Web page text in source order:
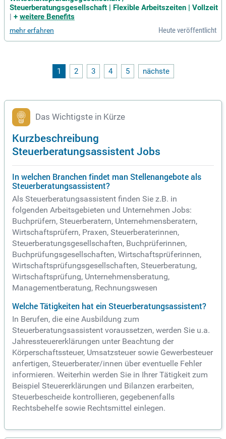
Steuerassistent (m/w/d) am Standort Dresden.
Steuerberatungsgesellschaft | Flexible Arbeitszeiten | Vollzeit
+ weitere Benefits
mehr erfahren Heute veröffentlicht
1 2 3 4 5 nächste
Das Wichtigste in Kürze
Kurzbeschreibung
Steuerberatungsassistent Jobs
In welchen Branchen findet man Stellenangebote als
Steuerberatungsassistent?
Als Steuerberatungsassistent finden Sie z.B. in
folgenden Arbeitsgebieten und Unternehmen Jobs:
Buchprüfern, Steuerberatern, Unternehmensberatern,
Wirtschaftsprüfern, Praxen, Steuerberaterinnen,
Steuerberatungsgesellschaften, Buchprüferinnen,
Buchprüfungsgesellschaften, Wirtschaftsprüferinnen,
Wirtschaftsprüfungsgesellschaften, Steuerberatung,
Wirtschaftsprüfung, Unternehmensberatung,
Managementberatung, Rechnungswesen
Welche Tätigkeiten hat ein Steuerberatungsassistent?
In Berufen, die eine Ausbildung zum
Steuerberatungsassistent voraussetzen, werden Sie u.a.
Jahressteuererklärungen unter Beachtung der
Körperschaftssteuer, Umsatzsteuer sowie Gewerbesteuer
anfertigen, Steuerberater/innen über eventuelle Fehler
informieren. Weiterhin werden Sie in Ihrer Tätigkeit zum
Beispiel Steuererklärungen und Bilanzen erarbeiten,
Steuerbescheide kontrollieren, gegebenenfalls
Rechtsbehelfe sowie Rechtsmittel einlegen.